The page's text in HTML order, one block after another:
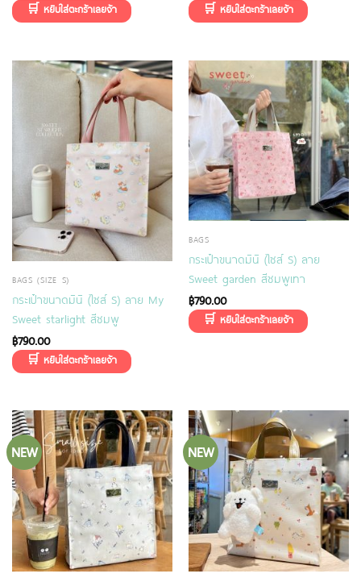
BAGS (SIZE S)
กระเป๋าขนาดมินิ (ไซส์ S) ลาย My
Sweet starlight สีชมพู
฿790.00
BAGS
กระเป๋าขนาดมินิ (ไซส์ S) ลาย
Sweet garden สีชมพูเทา
฿790.00
NEW NEW